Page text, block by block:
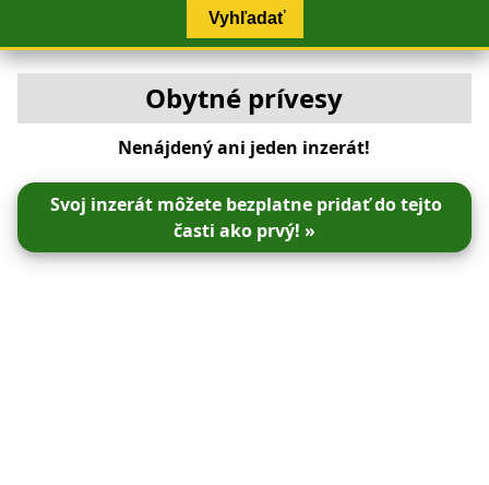
Vyhľadať
Obytné prívesy
Nenájdený ani jeden inzerát!
Svoj inzerát môžete bezplatne pridať do tejto
časti ako prvý! »